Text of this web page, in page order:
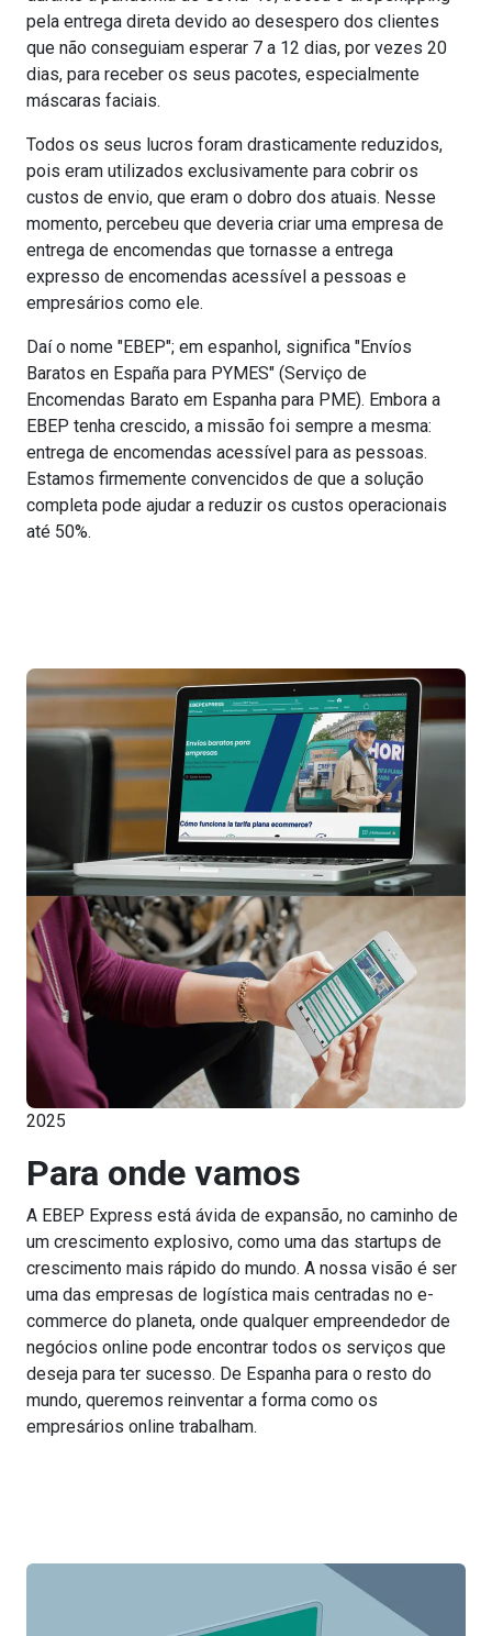
pela entrega direta devido ao desespero dos clientes
que não conseguiam esperar 7 a 12 dias, por vezes 20
dias, para receber os seus pacotes, especialmente
máscaras faciais.
Todos os seus lucros foram drasticamente reduzidos,
pois eram utilizados exclusivamente para cobrir os
custos de envio, que eram o dobro dos atuais. Nesse
momento, percebeu que deveria criar uma empresa de
entrega de encomendas que tornasse a entrega
expresso de encomendas acessível a pessoas e
empresários como ele.
Daí o nome "EBEP"; em espanhol, significa "Envíos
Baratos en España para PYMES" (Serviço de
Encomendas Barato em Espanha para PME). Embora a
EBEP tenha crescido, a missão foi sempre a mesma:
entrega de encomendas acessível para as pessoas.
Estamos firmemente convencidos de que a solução
completa pode ajudar a reduzir os custos operacionais
até 50%.
2025
Para onde vamos
A EBEP Express está ávida de expansão, no caminho de
um crescimento explosivo, como uma das startups de
crescimento mais rápido do mundo. A nossa visão é ser
uma das empresas de logística mais centradas no e-
commerce do planeta, onde qualquer empreendedor de
negócios online pode encontrar todos os serviços que
deseja para ter sucesso. De Espanha para o resto do
mundo, queremos reinventar a forma como os
empresários online trabalham.